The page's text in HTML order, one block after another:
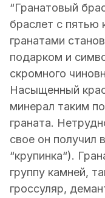
“Гранатовый
браслет с
гранатами
подарком и
скромного
Насыщенный
минерал таким
граната.
свое он получил
“крупинка“).
группу камней,
гроссуляр,